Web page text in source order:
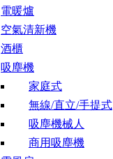
電暖爐
空氣清新機
酒櫃
吸塵機
家庭式
無線/直立/手提式
吸塵機械人
商用吸塵機